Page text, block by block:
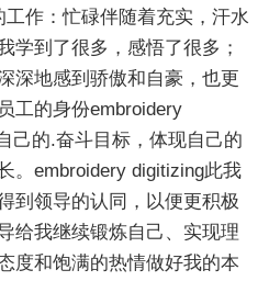
作：忙碌伴随着充实，汗水
学到了很多，感悟了很多；
深地感到骄傲和自豪，也更
工的身份embroidery
己的.奋斗目标，体现自己的
。embroidery digitizing此我
到领导的认同，以便更积极
给我继续锻炼自己、实现理
度和饱满的热情做好我的本